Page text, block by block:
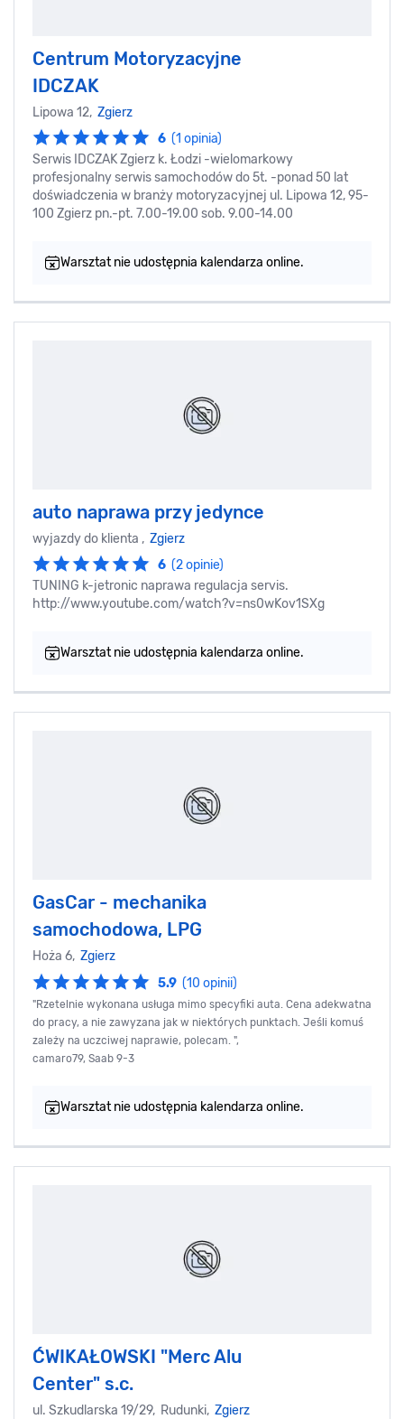
Centrum Motoryzacyjne
IDCZAK
Lipowa 12, Zgierz
6 (1 opinia)
Serwis IDCZAK Zgierz k. Łodzi -wielomarkowy
profesjonalny serwis samochodów do 5t. -ponad 50 lat
doświadczenia w branży motoryzacyjnej ul. Lipowa 12, 95-
100 Zgierz pn.-pt. 7.00-19.00 sob. 9.00-14.00
Warsztat nie udostępnia kalendarza online.
auto naprawa przy jedynce
wyjazdy do klienta , Zgierz
6 (2 opinie)
TUNING k-jetronic naprawa regulacja servis.
http://www.youtube.com/watch?v=ns0wKov1SXg
Warsztat nie udostępnia kalendarza online.
GasCar - mechanika
samochodowa, LPG
Hoża 6, Zgierz
5.9 (10 opinii)
"Rzetelnie wykonana usługa mimo specyfiki auta. Cena adekwatna
do pracy, a nie zawyzana jak w niektórych punktach. Jeśli komuś
zależy na uczciwej naprawie, polecam. ",
camaro79, Saab 9-3
Warsztat nie udostępnia kalendarza online.
ĆWIKAŁOWSKI "Merc Alu
Center" s.c.
ul. Szkudlarska 19/29, Rudunki, Zgierz